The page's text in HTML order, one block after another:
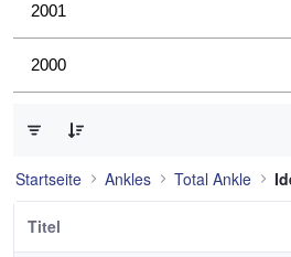
2001
2000
Startseite Ankles Total Ankle
Titel